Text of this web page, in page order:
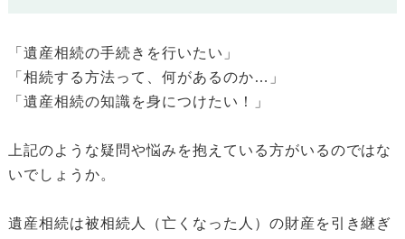
「遺産相続の手続きを行いたい」
「相続する方法って、何があるのか…」
「遺産相続の知識を身につけたい！」
上記のような疑問や悩みを抱えている方がいるのではな
いでしょうか。
遺産相続は被相続人（亡くなった人）の財産を引き継ぎ